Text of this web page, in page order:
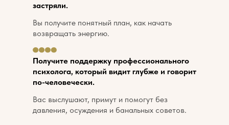
застряли.
Вы получите понятный план, как начать
возвращать энергию.
Получите поддержку профессионального
психолога, который видит глубже и говорит
по-человечески.
Вас выслушают, примут и помогут без
давления, осуждения и банальных советов.